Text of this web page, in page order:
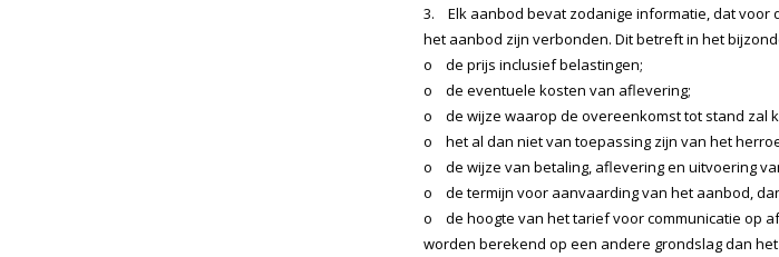
3. Elk aanbod bevat zodanige informatie, dat voor
het aanbod zijn verbonden. Dit betreft in het
o de prijs inclusief belastingen;
o de eventuele kosten van aflevering;
o de wijze waarop de overeenkomst tot stand zal
o het al dan niet van toepassing zijn van het
o de wijze van betaling, aflevering en uitvoering
o de termijn voor aanvaarding van het aanbod,
o de hoogte van het tarief voor communicatie op
worden berekend op een andere grondslag dan